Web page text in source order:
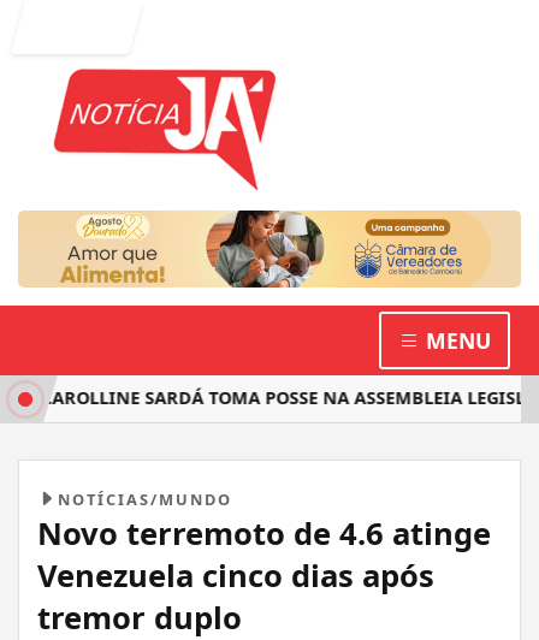
MENU
SARDÁ TOMA POSSE NA ASSEMBLEIA
NOTÍCIAS/MUNDO
Novo terremoto de 4.6 atinge
Venezuela cinco dias após
tremor duplo